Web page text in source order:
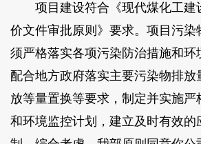
项目建设符合《现代煤化工建
价文件审批原则》要求。项目污染
须严格落实各项污染防治措施和环
配合地方政府落实主要污染物排放
放等量置换等要求，制定并实施严
和环境监控计划，建立及时有效的